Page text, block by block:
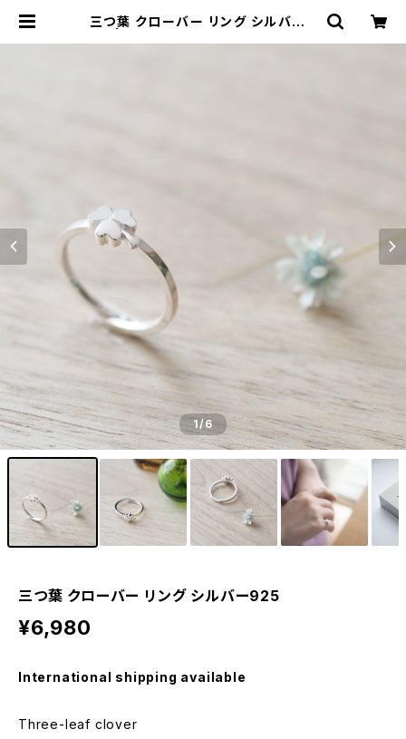
三つ葉 クローバー リング シルバー9
1/6
三つ葉 クローバー リング シルバー925
¥6,980
International shipping available
Three-leaf clover